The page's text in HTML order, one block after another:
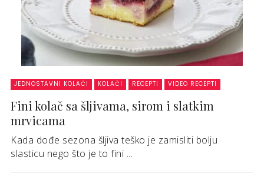
JEDNOSTAVNI KOLAČI KOLAČI RECEPTI VIDEO RECEPTI
Fini kolač sa šljivama, sirom i slatkim
mrvicama
Kada dođe sezona šljiva teško je zamisliti bolju
slasticu nego što je to fini ...